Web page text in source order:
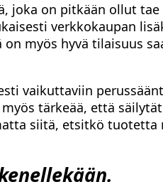
joka on pitkään ollut
verkkokaupan
myös hyvä tilaisuus
vaikuttaviin
tärkeää, että
siitä, etsitkö tuotetta